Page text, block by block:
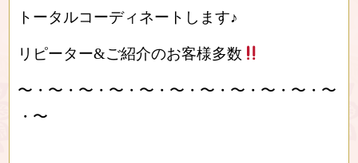
トータルコーディネートします♪
リピーター&ご紹介のお客様多数
〜・〜・〜・〜・〜・〜・〜・〜・〜・〜・〜
・〜